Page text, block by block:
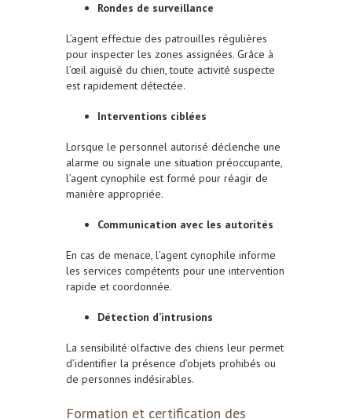
Rondes de surveillance
L’agent effectue des patrouilles régulières
pour inspecter les zones assignées. Grâce à
l’œil aiguisé du chien, toute activité suspecte
est rapidement détectée.
Interventions ciblées
Lorsque le personnel autorisé déclenche une
alarme ou signale une situation préoccupante,
l’agent cynophile est formé pour réagir de
manière appropriée.
Communication avec les autorités
En cas de menace, l’agent cynophile informe
les services compétents pour une intervention
rapide et coordonnée.
Détection d’intrusions
La sensibilité olfactive des chiens leur permet
d’identifier la présence d’objets prohibés ou
de personnes indésirables.
Formation et certification des